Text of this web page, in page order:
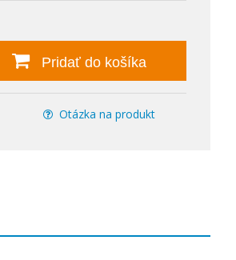
Pridať do košíka
Otázka na produkt